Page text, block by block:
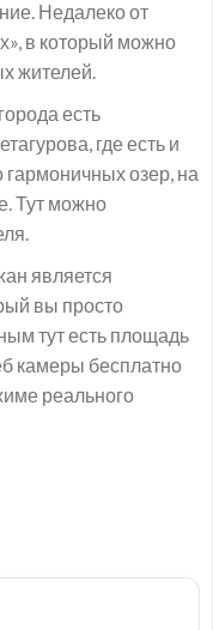
Недалеко от
в который можно
жителей.
есть
где есть и
гармоничных озер, на
Тут можно
является
вы просто
тут есть площадь
камеры бесплатно
реального